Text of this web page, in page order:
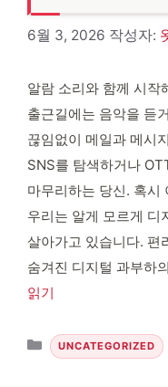
6월 3, 2026 작성자:
알람 소리와 함께 시작
출근길에는 음악을 듣
끊임없이 메일과 메시
SNS를 탐색하거나
마무리하는 당신. 혹시
우리는 알게 모르게 디
살아가고 있습니다. 편
숨겨진 디지털 과부하
읽기
카테고리
UNCATEGORIZED